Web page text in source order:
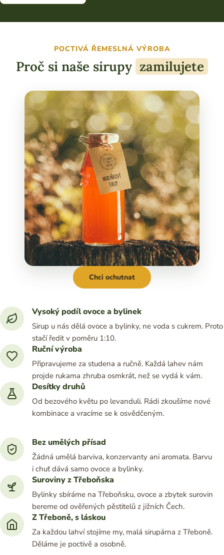
POCTIVÁ ŘEMESLNÁ VÝROBA
Proč si naše sirupy zamilujete
Vysoký podíl ovoce a bylinek
Sirup u nás dělá ovoce a bylinky, ne voda s cukrem. Proto
stačí ředit v poměru 1:10.
Ruční výroba
Připravujeme za studena a ručně. Každá lahev nám
projde rukama zhruba osmkrát, než se vydá k vám.
Desítky druhů
Od bezového květu po levanduli. Rádi zkoušíme nové
kombinace a vracíme se k osvědčeným.
Chci ochutnat
Bez umělých přísad
Žádná umělá barviva, konzervanty ani aromata. Barvu
i chuť dává samo ovoce a bylinky.
Suroviny z Třeboňska
Bylinky sbíráme na Třeboňsku, ovoce a zbytek surovin
bereme od ověřených pěstitelů z jižních Čech.
Z Třeboně, s láskou
Za každou lahví stojíme my, malá sirupárna z Třeboně.
Děláme je poctivě a osobně.